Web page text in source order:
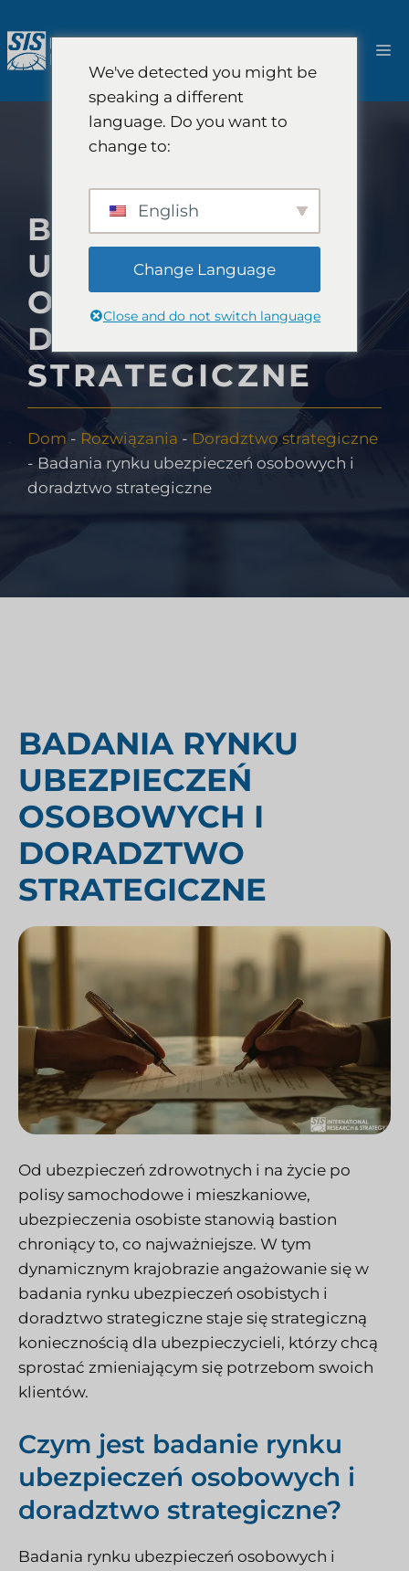
do
treści
BADANIA RYNKU
UBEZPIECZEŃ
OSOBOWYCH I
DORADZTWO
STRATEGICZNE
Dom - Rozwiązania - Doradztwo strategiczne
- Badania rynku ubezpieczeń osobowych i
doradztwo strategiczne
BADANIA RYNKU
UBEZPIECZEŃ
OSOBOWYCH I
DORADZTWO
STRATEGICZNE
Od ubezpieczeń zdrowotnych i na życie po
polisy samochodowe i mieszkaniowe,
ubezpieczenia osobiste stanowią bastion
chroniący to, co najważniejsze. W tym
dynamicznym krajobrazie angażowanie się w
badania rynku ubezpieczeń osobistych i
doradztwo strategiczne staje się strategiczną
koniecznością dla ubezpieczycieli, którzy chcą
sprostać zmieniającym się potrzebom swoich
klientów.
Czym jest badanie rynku
ubezpieczeń osobowych i
doradztwo strategiczne?
Badania rynku ubezpieczeń osobowych i
We've detected you might be
speaking a different
language. Do you want to
change to:
English
Change Language
Close and do not switch language